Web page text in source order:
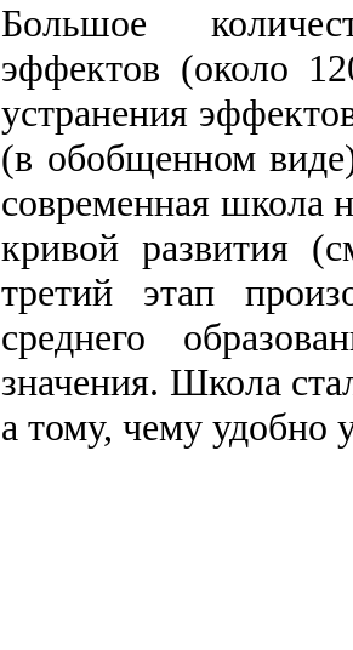
Большое
эффектов (около
устранения
(в обобщенном
современная школа
кривой развития
третий этап
среднего
значения. Школа
а тому, чему удобно